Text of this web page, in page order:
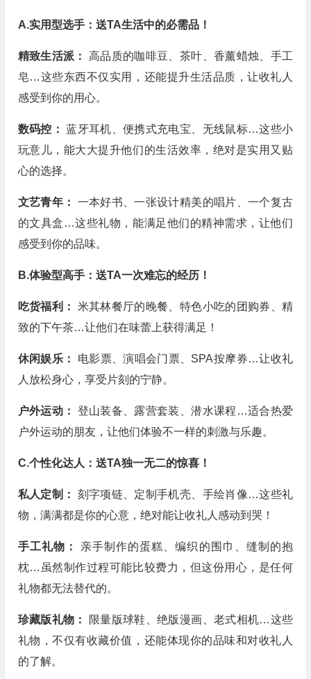
A.实用型选手：送TA生活中的必需品！
精致生活派：高品质的咖啡豆、茶叶、香薰蜡烛、手工
皂…这些东西不仅实用，还能提升生活品质，让收礼人
感受到你的用心。
数码控：蓝牙耳机、便携式充电宝、无线鼠标…这些小
玩意儿，能大大提升他们的生活效率，绝对是实用又贴
心的选择。
文艺青年： 一本好书、一张设计精美的唱片、一个复古
的文具盒…这些礼物，能满足他们的精神需求，让他们
感受到你的品味。
B.体验型高手：送TA一次难忘的经历！
吃货福利： 米其林餐厅的晚餐、特色小吃的团购券、精
致的下午茶…让他们在味蕾上获得满足！
休闲娱乐： 电影票、演唱会门票、SPA按摩券…让收礼
人放松身心，享受片刻的宁静。
户外运动： 登山装备、露营套装、潜水课程…适合热爱
户外运动的朋友，让他们体验不一样的刺激与乐趣。
C.个性化达人：送TA独一无二的惊喜！
私人定制： 刻字项链、定制手机壳、手绘肖像…这些礼
物，满满都是你的心意，绝对能让收礼人感动到哭！
手工礼物： 亲手制作的蛋糕、编织的围巾、缝制的抱
枕…虽然制作过程可能比较费力，但这份用心，是任何
礼物都无法替代的。
珍藏版礼物：
限量版球鞋、绝版漫画、老式相机…这些
礼物，不仅有收藏价值，还能体现你的品味和对收礼人
的了解。